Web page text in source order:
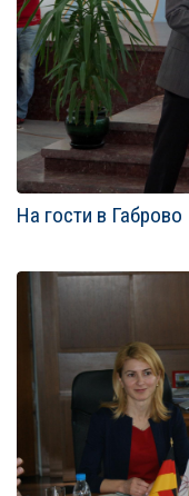
На гости в Габрово